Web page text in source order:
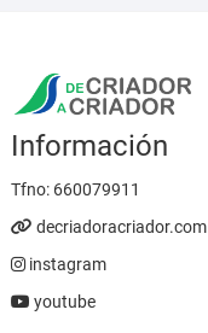
Información
Tfno: 660079911
decriadoracriador.com
instagram
youtube